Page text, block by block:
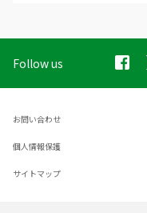
Follow us
お問い合わせ
個人情報保護
サイトマップ